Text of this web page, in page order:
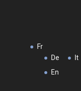
Fr
De
It
En